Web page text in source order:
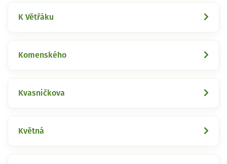
K Větřáku
Komenského
Kvasničkova
Květná